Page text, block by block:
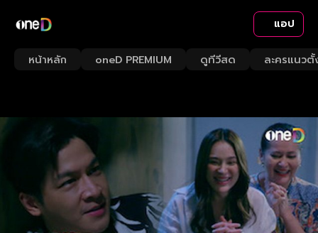
แอป
หน้าหลัก oneD PREMIUM ดูทีวีสด ละครแนวตั้